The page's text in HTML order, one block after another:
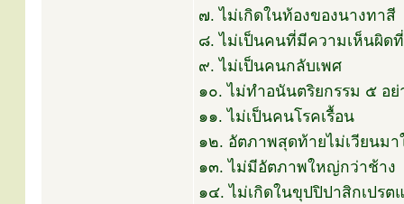
๗. ไม่เกิดในท้องของนางทาสี
๘. ไม่เป็นคนที่มีความเห็นผิด
๙. ไม่เป็นคนกลับเพศ
๑๐. ไม่ทำอนันตริยกรรม ๕ อย่
๑๑. ไม่เป็นคนโรคเรื้อน
๑๒. อัตภาพสุดท้ายไม่เวียนมา
๑๓. ไม่มีอัตภาพใหญ่กว่าช้าง
๑๔. ไม่เกิดในขุปปิปาสิกเปร